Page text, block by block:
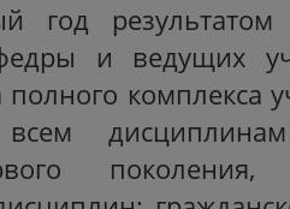
результатом
и ведущих
полного комплекса
дисциплинам